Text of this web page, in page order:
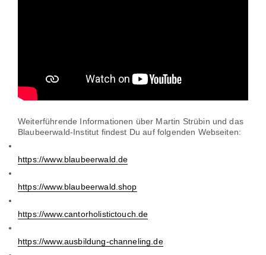
Wei­ter­füh­rende Infor­ma­tionen über Martin Strübin und das
Blau­beerwald-Institut findest Du auf fol­genden Webseiten:
https://www.blaubeerwald.de
https://www.blaubeerwald.shop
https://www.cantorholistictouch.de
https://www.ausbildung-channeling.de